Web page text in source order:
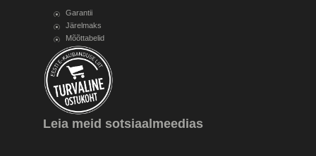
Garantii
Järelmaks
Mõõttabelid
Leia meid sotsiaalmeedias